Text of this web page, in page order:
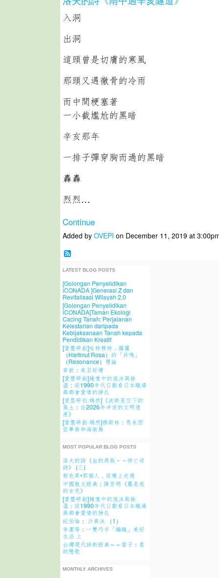
入洞
出洞
這頭曾是切膚的寒風
那頭又遇徹骨的冷雨
而中間梗塞著
一小截尷尬的黑暗
辛亥那年
一排子彈穿胸而過的黑暗
轟轟
烈烈…
Continue
Added by OVEPI on December 11, 2019 at
LATEST BLOG POSTS
[Golongan Penyelidikan
iCONADA ]Generasi Z dan
Revitalisasi Wilayah 2.0
[Golongan Penyelidikan
iCONADA]Taman Ekologi
Cacing Tanah: Perjalanan
Kelestarian daripada
Kebijaksanaan Tanah kepada
Pendidikan Kreatif
[愛墾研創]哈特穆特．羅薩
（Hartmut Rosa）的「共鳴」
（Resonance）理論
章欽：美丑好壞
[愛墾研創]鏡像中的泡沫與餘
溫：從1990年代日劇看日本職場
與都會愛情的掙扎
[爱垦研创·嫣然]《波斯星空下的
焦土：论2026年冲突的文明遗
痕》
[愛墾研創·嫣然]穆斯林：馬来西
亞華裔和海南島
MOST POPULAR BLOG POSTS
洛夫的詩《血的再版－－悼亡母
詩》 (三)
棕色果•那個人．從橋上走過
中國散文經典：陳芳明《霧是我
的女兒》
[愛墾研創]鏡像中的泡沫與餘
溫：從1990年代日劇看日本職場
與都會愛情的掙扎
紀伯倫： 沙與沫 （1）
李潔等：一雙巧手「編織」美好
生活 上
台灣現代詩新經典～～蓉子：晨
的戀歌
MONTHLY ARCHIVES